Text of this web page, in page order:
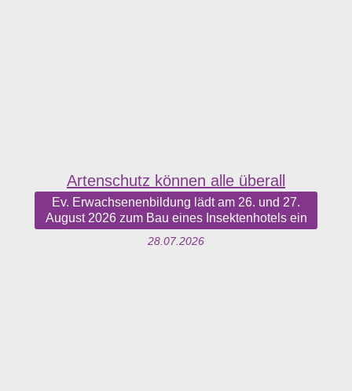
Artenschutz können alle überall
Ev. Erwachsenenbildung lädt am 26. und 27.
August 2026 zum Bau eines Insektenhotels ein
28.07.2026